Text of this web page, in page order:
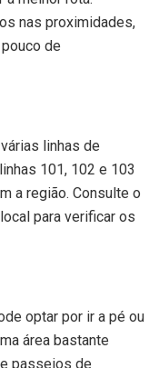
nas proximidades,
de
linhas de
101, 102 e 103
a região. Consulte o
para verificar os
optar por ir a pé ou
área bastante
passeios de